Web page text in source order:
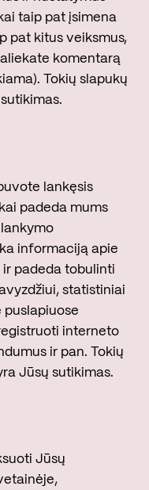
taip pat įsimena
pat kitus veiksmus,
komentarą
Tokių slapukų
lankęsis
padeda mums
informaciją apie
padeda tobulinti
statistiniai
puslapiuose
interneto
ir pan. Tokių
Jūsų sutikimas.
Jūsų